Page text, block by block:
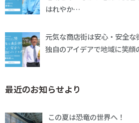
はれやか…
元気な商店街は安心・安全な
独自のアイデアで地域に笑顔
最近のお知らせより
この夏は恐竜の世界へ！